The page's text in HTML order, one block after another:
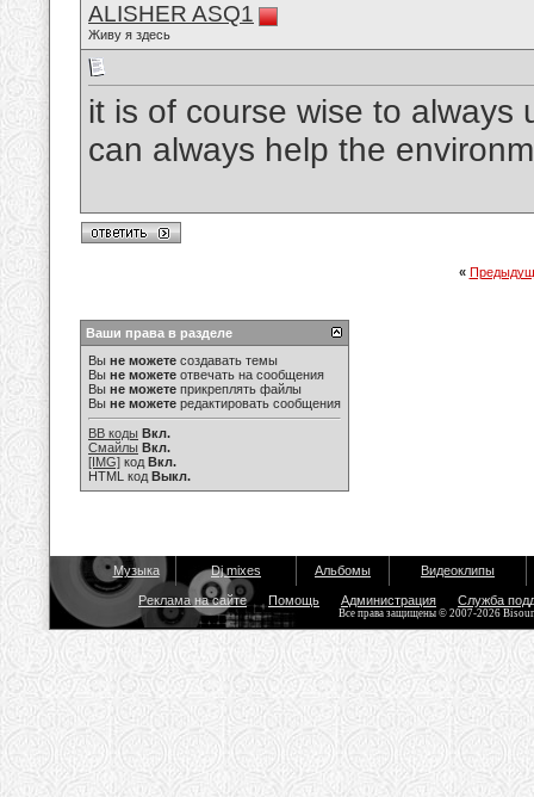
ALISHER ASQ1
Живу я здесь
it is of course wise to always
can always help the
«
Ваши права в разделе
Вы не можете создавать темы
Вы не можете отвечать на сообщения
Вы не можете прикреплять файлы
Вы не можете редактировать сообщения
BB коды Вкл.
Смайлы Вкл.
[IMG] код Вкл.
HTML код Выкл.
Музыка Dj mixes Альбомы Видеоклипы
Реклама на сайте Помощь Администрация Служба
Все права защищены © 2007-2026